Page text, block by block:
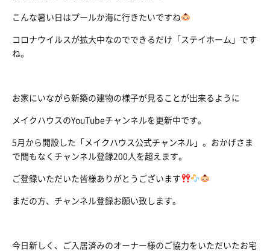
こんな暑い日はプールか海に行きたいですね
コロナウイルスが拡大中なのでできるだけ「ステイホーム」です
ね。
お家にいながら新築の建物の様子が見ることが出来るように
メイクハウスのYouTubeチャンネルを更新中です。
5月から開設した「メイクハウス公式チャンネル」。おかげさま
で間もなくチャンネル登録200人を超えます。
ご登録いただいた皆様ありがとうございます
まだの方、チャンネル登録お願い致します。
今日新しく、ご入居済みのオーナー様のご協力をいただいたお宅